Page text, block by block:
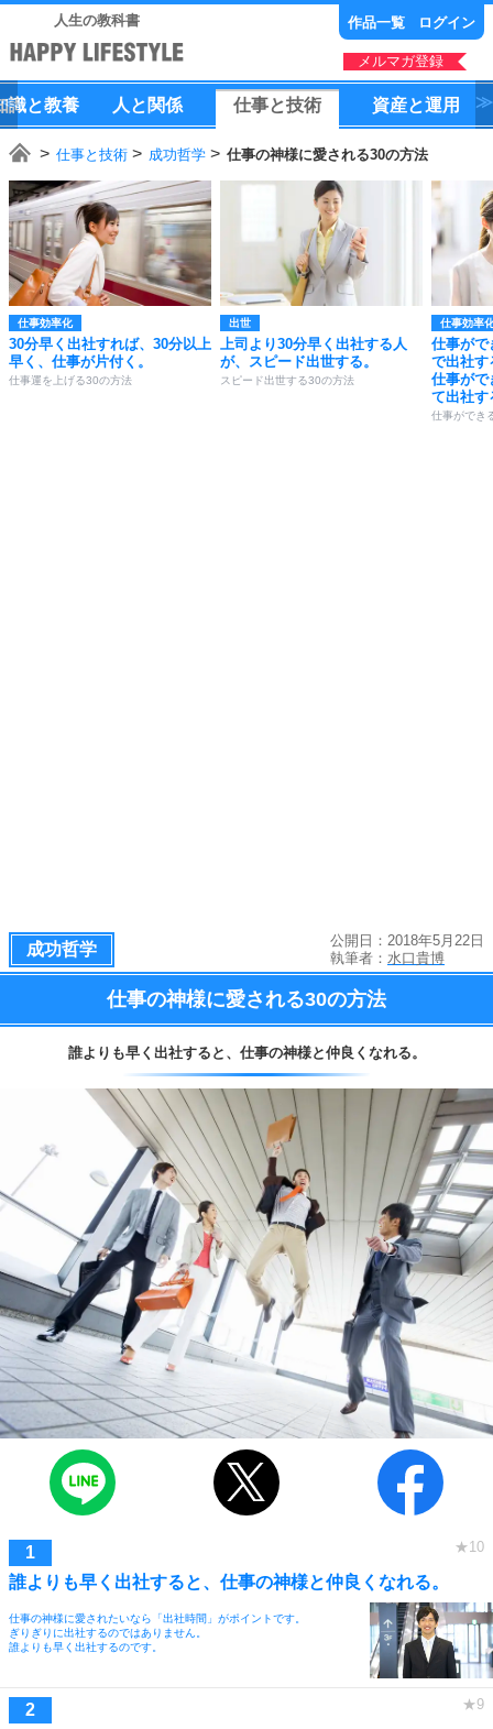
人生の教科書 作品一覧 ログイン
メルマガ登録
識と教養 人 と 関係 仕事と技術 資産と運用
仕事と技術 成功哲学 仕事の神様に愛される30の方法
仕事効率化
30分早く出社すれば、30分以上
早く、仕事が片付く。
仕事運を上げる30の方法
出世
上司より30分早く出社する人
が、スピード出世する。
スピード出世する30の方法
仕事効率
仕事がで
で出社す
仕事がで
て出社す
仕事ができ
成功哲学
公開日：2018年5月22日
執筆者： 水口貴博
仕事の神様に愛される30の方法
誰よりも早く出社すると、 仕事の神様と仲良くなれる。
誰よりも早く出社すると、仕事の神様と仲良くなれる。
仕事の神様に愛されたいなら「出社時間」がポイントです。
ぎりぎりに出社するのではありません。
誰よりも早く出社するのです。